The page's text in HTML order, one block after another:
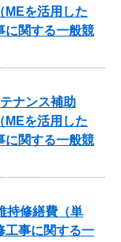
MEを活用した
に関する一般競
ナンス補助
MEを活用した
に関する一般競
修繕費（単
事に関する一